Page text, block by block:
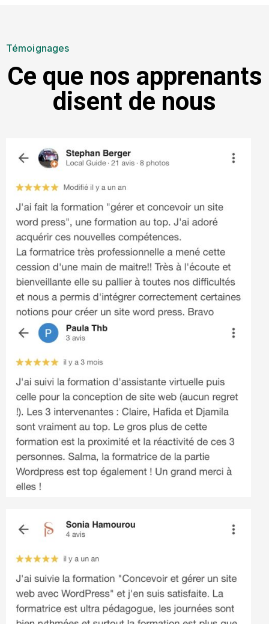
Témoignages
Ce que nos apprenants
disent de nous